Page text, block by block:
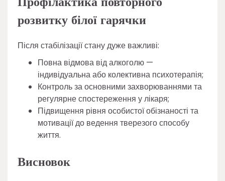
розвитку білої гарячки
Після стабілізації стану дуже важливі:
Повна відмова від алкоголю —
індивідуальна або колективна психотерапія;
Контроль за основними захворюваннями та
регулярне спостереження у лікаря;
Підвищення рівня особистої обізнаності та
мотивації до ведення тверезого способу
життя.
Висновок